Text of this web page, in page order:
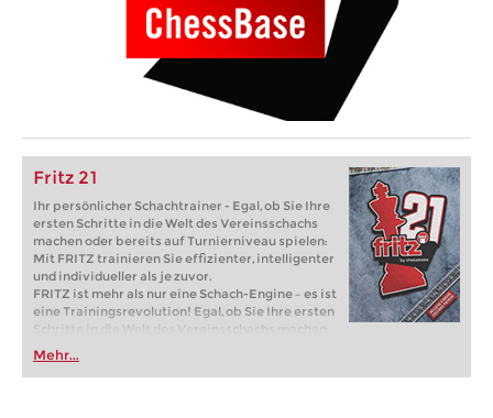
Fritz 21
Ihr persönlicher Schachtrainer - Egal, ob Sie Ihre
ersten Schritte in die Welt des Vereinsschachs
machen oder bereits auf Turnierniveau spielen:
Mit FRITZ trainieren Sie effizienter, intelligenter
und individueller als je zuvor.
FRITZ ist mehr als nur eine Schach-Engine – es ist
eine Trainingsrevolution! Egal, ob Sie Ihre ersten
Schritte in die Welt des Vereinsschachs machen
oder bereits auf Turnierniveau spielen: Mit
FRITZ trainieren Sie effizienter, intelligenter und
individueller als je zuvor.
Mehr...